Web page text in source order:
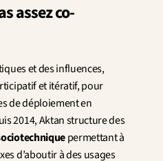
assez co-
et des influences,
et itératif, pour
de déploiement en
2014, Aktan structure des
permettant à
d’aboutir à des usages